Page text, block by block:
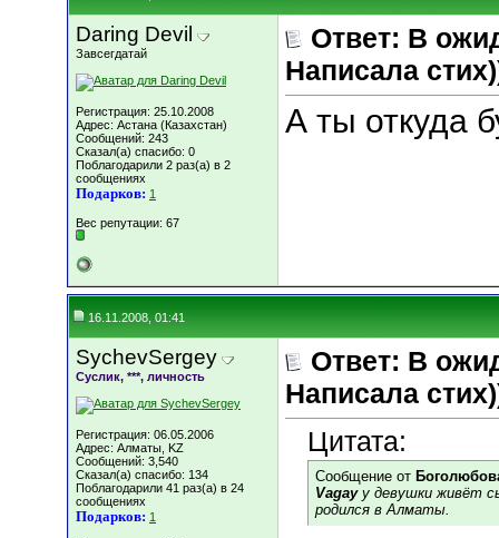
Daring Devil
Завсегдатай
Регистрация: 25.10.2008
Адрес: Астана (Казахстан)
Сообщений: 243
Сказал(а) спасибо: 0
Поблагодарили 2 раз(а) в 2
сообщениях
Подарков: 1
Вес репутации: 67
Ответ: В
Написала
А ты откуда
16.11.2008, 01:41
SychevSergey
Суслик, ***, личность
Регистрация: 06.05.2006
Адрес: Алматы, KZ
Сообщений: 3,540
Сказал(а) спасибо: 134
Поблагодарили 41 раз(а) в 24
сообщениях
Подарков: 1
Ответ: В
Написала
Цитата:
Сообщение от
Vagayу девушки живёт
родился в Алматы.